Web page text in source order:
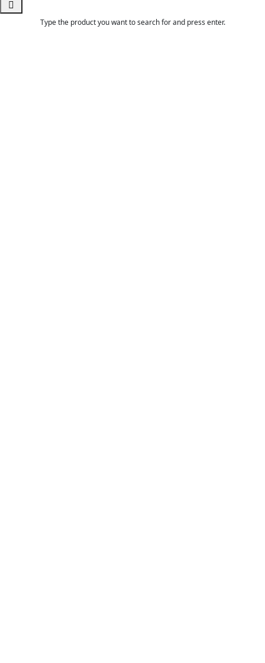
Type the product you want to search for and press enter.